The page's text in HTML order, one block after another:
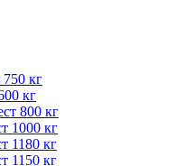
кг
кг
800 кг
1000 кг
1180 кг
1150 кг